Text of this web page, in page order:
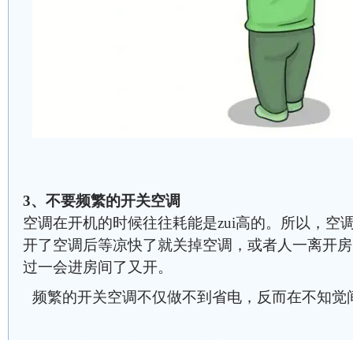
3、不要频繁的开关空调
空调在开机的时候往往耗能是zui高的。所以，空
开了空调后等凉快了就关掉空调，或者人一离开
过一会进房间了又开。
频繁的开关空调不仅做不到省电，反而在不知觉